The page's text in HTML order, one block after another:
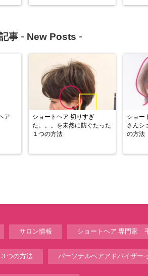
事 - New Posts -
ア
ショートヘア 切りすぎ
た。。。を未然に防ぐたった
１つの方法
ショー
さんシ
の方法
サロン情報 ショートヘア 専門家
つの方法 パーソナルヘアアドバイザー